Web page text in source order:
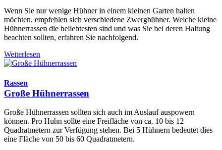
Wenn Sie nur wenige Hühner in einem kleinen Garten halten
möchten, empfehlen sich verschiedene Zwerghühner. Welche kleine
Hühnerrassen die beliebtesten sind und was Sie bei deren Haltung
beachten sollten, erfahren Sie nachfolgend.
Weiterlesen
Rassen
Große Hühnerrassen
Große Hühnerrassen sollten sich auch im Auslauf auspowern
können. Pro Huhn sollte eine Freifläche von ca. 10 bis 12
Quadratmetern zur Verfügung stehen. Bei 5 Hühnern bedeutet dies
eine Fläche von 50 bis 60 Quadratmetern.